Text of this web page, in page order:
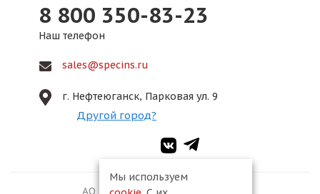
8 800 350-83-23
Наш телефон
sales@specins.ru
г. Нефтеюганск, Парковая ул. 9
Другой город?
АО ПКФ «Спецмонтаж-2», 2026
Мы используем